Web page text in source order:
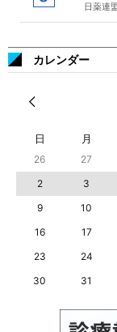
日薬連
カレンダー
日 月
26 27
2
3
9
10
16
17
23
24
30
31